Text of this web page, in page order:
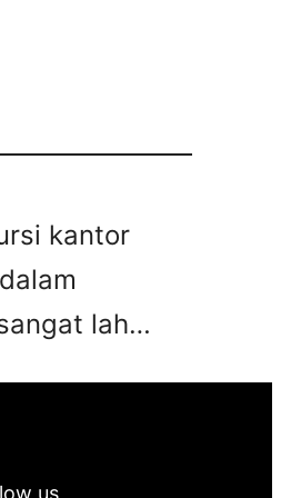
kantor
lah…
us